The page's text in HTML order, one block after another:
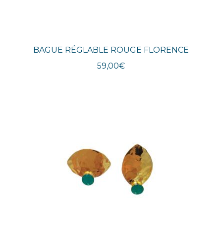
BAGUE RÉGLABLE ROUGE FLORENCE
59,00€